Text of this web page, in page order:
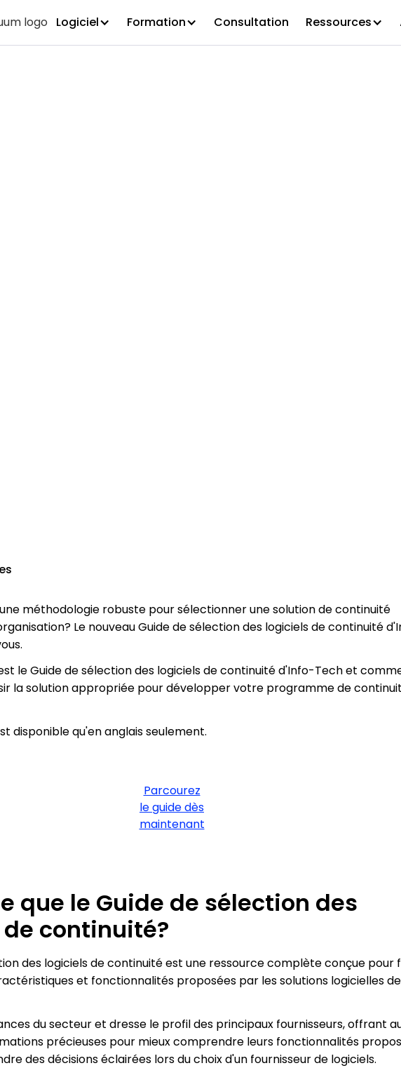
Logiciel Formation Consultation Ressources
méthodologie robuste pour sélectionner une solution de continuité
Le nouveau Guide de sélection des logiciels de continuité
le Guide de sélection des logiciels de continuité d'Info-Tech et
la solution appropriée pour développer votre programme de
disponible qu'en anglais seulement.
Parcourez
le guide dès
maintenant
que le Guide de sélection des
continuité?
des logiciels de continuité est une ressource complète conçue pour
et fonctionnalités proposées par les solutions logicielles de
du secteur et dresse le profil des principaux fournisseurs, offrant
précieuses pour mieux comprendre leurs fonctionnalités
des décisions éclairées lors du choix d'un fournisseur de logiciels.